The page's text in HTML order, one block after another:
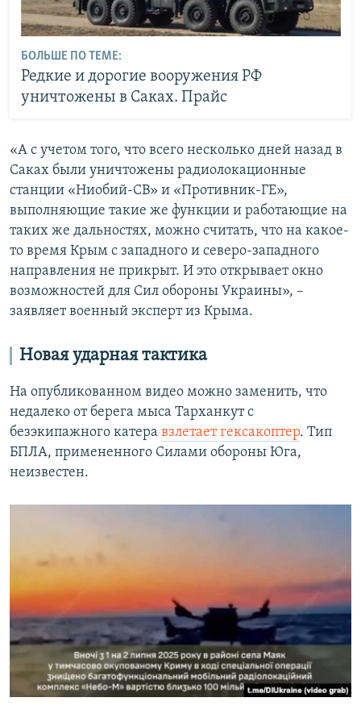
БОЛЬШЕ ПО ТЕМЕ:
Редкие и дорогие вооружения РФ
уничтожены в Саках. Прайс
«А с учетом того, что всего несколько дней назад в
Саках были уничтожены радиолокационные
станции «Ниобий-СВ» и «Противник-ГЕ»,
выполняющие такие же функции и работающие на
таких же дальностях, можно считать, что на какое-
то время Крым с западного и северо-западного
направления не прикрыт. И это открывает окно
возможностей для Сил обороны Украины», –
заявляет военный эксперт из Крыма.
Новая ударная тактика
На опубликованном видео можно заменить, что
недалеко от берега мыса Тарханкут с
безэкипажного катера взлетает гексакоптер. Тип
БПЛА, примененного Силами обороны Юга,
неизвестен.